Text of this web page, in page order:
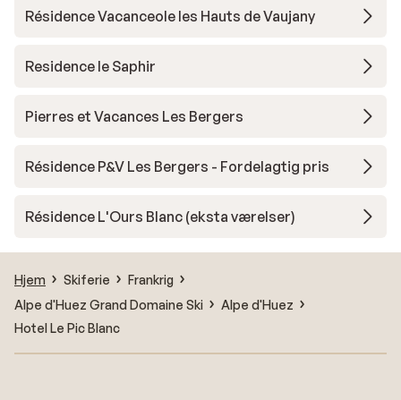
Résidence Vacanceole les Hauts de Vaujany
Residence le Saphir
Pierres et Vacances Les Bergers
Résidence P&V Les Bergers - Fordelagtig pris
Résidence L'Ours Blanc (eksta værelser)
Hjem Skiferie
Frankrig
Alpe d'Huez Grand Domaine Ski
Alpe d'Huez
Hotel Le Pic Blanc